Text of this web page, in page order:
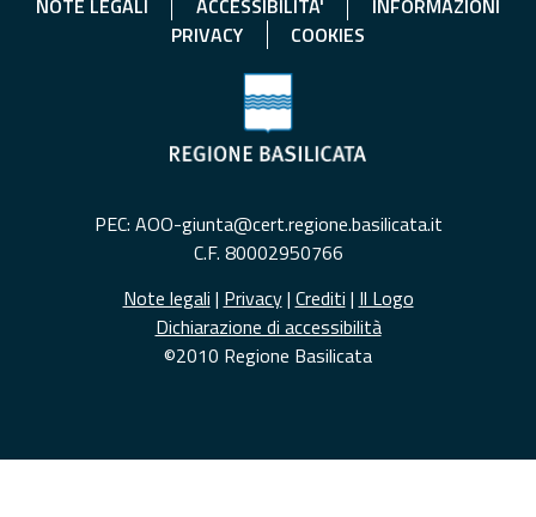
NOTE LEGALI ACCESSIBILITA'
INFORMAZIONI
PRIVACY
COOKIES
PEC: AOO-giunta@cert.regione.basilicata.it
C.F. 80002950766
Note legali | Privacy| Crediti | Il Logo
Dichiarazione di accessibilità
©2010 Regione Basilicata